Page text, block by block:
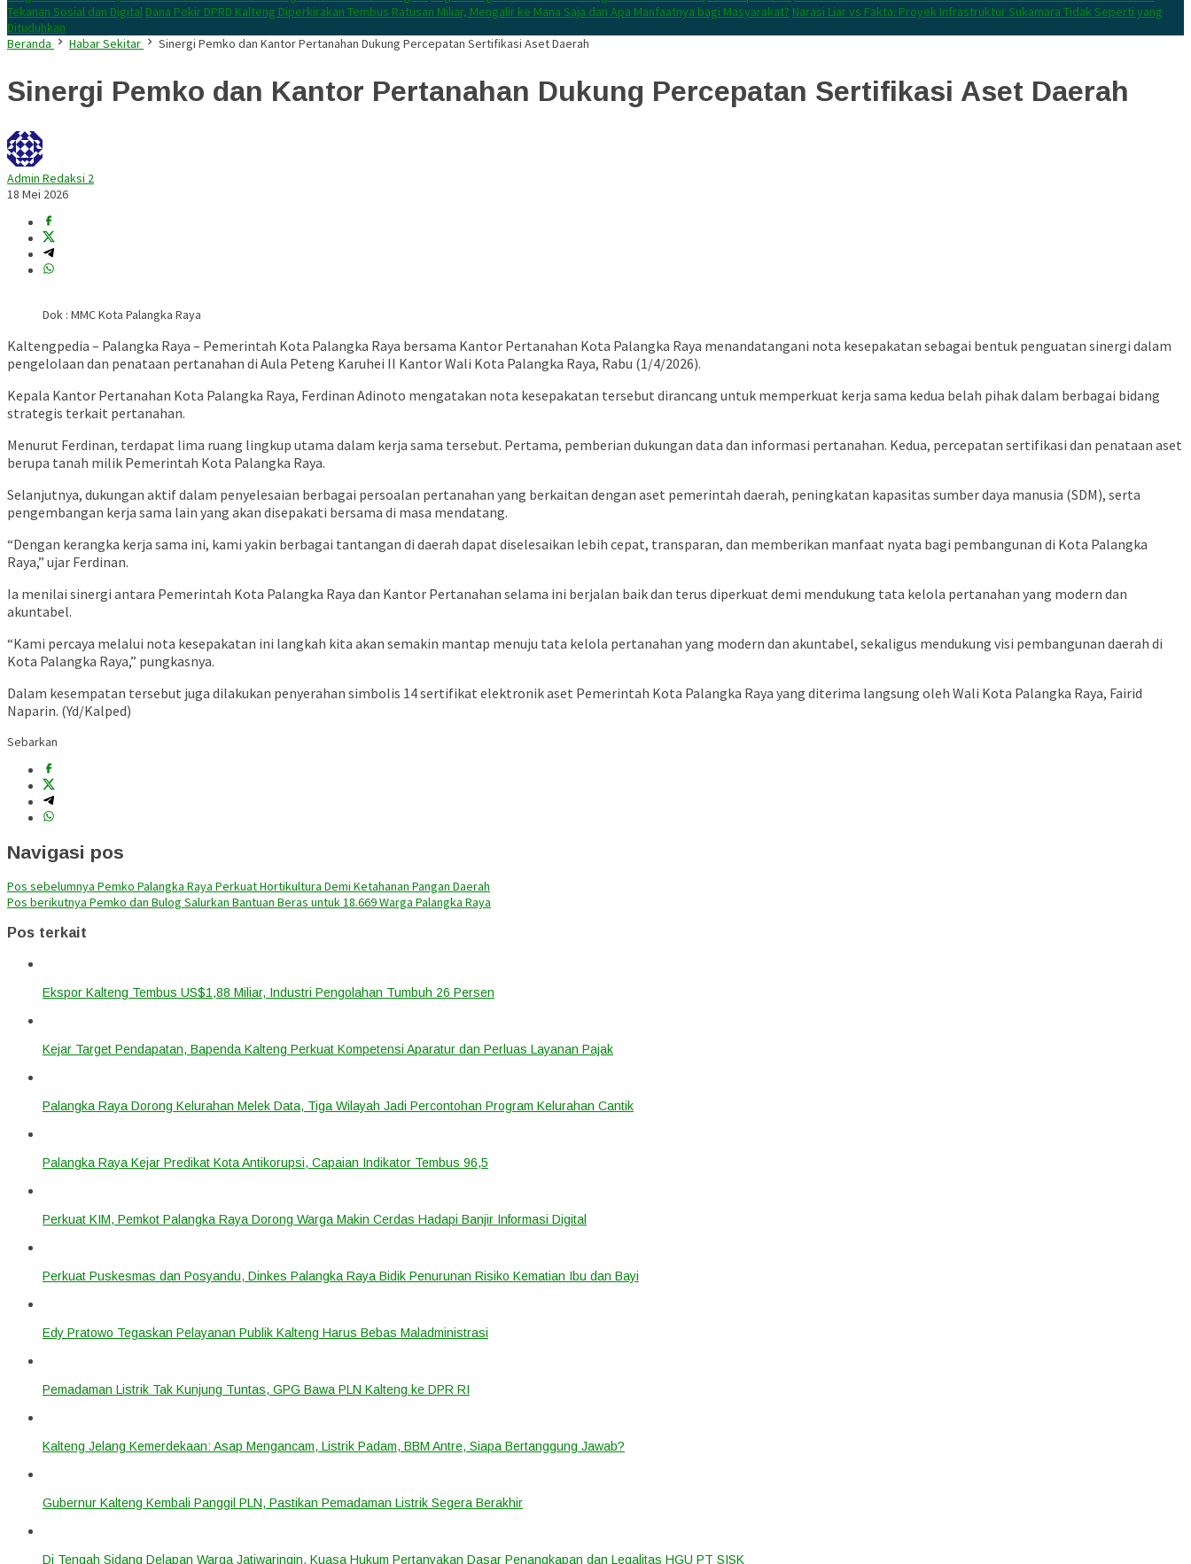
Tekanan Sosial dan Digital Dana Pokir DPRD Kalteng Diperkirakan Tembus Ratusan Miliar, Mengalir ke Mana Saja dan Apa Manfaatnya bagi Masyarakat? Narasi Liar vs Fakta: Proyek Infrastruktur Sukamara Tidak Seperti yang
Dituduhkan
Beranda
Habar Sekitar Sinergi Pemko dan Kantor Pertanahan Dukung Percepatan Sertifikasi Aset Daerah
Sinergi Pemko dan Kantor Pertanahan Dukung Percepatan Sertifikasi Aset Daerah
Admin Redaksi 2
18 Mei 2026
Dok : MMC Kota Palangka Raya
Kaltengpedia – Palangka Raya – Pemerintah Kota Palangka Raya bersama Kantor Pertanahan Kota Palangka Raya menandatangani nota kesepakatan sebagai bentuk penguatan sinergi dalam
pengelolaan dan penataan pertanahan di Aula Peteng Karuhei II Kantor Wali Kota Palangka Raya, Rabu (1/4/2026).
Kepala Kantor Pertanahan Kota Palangka Raya, Ferdinan Adinoto mengatakan nota kesepakatan tersebut dirancang untuk memperkuat kerja sama kedua belah pihak dalam berbagai bidang
strategis terkait pertanahan.
Menurut Ferdinan, terdapat lima ruang lingkup utama dalam kerja sama tersebut. Pertama, pemberian dukungan data dan informasi pertanahan. Kedua, percepatan sertifikasi dan penataan aset
berupa tanah milik Pemerintah Kota Palangka Raya.
Selanjutnya, dukungan aktif dalam penyelesaian berbagai persoalan pertanahan yang berkaitan dengan aset pemerintah daerah, peningkatan kapasitas sumber daya manusia (SDM), serta
pengembangan kerja sama lain yang akan disepakati bersama di masa mendatang.
“Dengan kerangka kerja sama ini, kami yakin berbagai tantangan di daerah dapat diselesaikan lebih cepat, transparan, dan memberikan manfaat nyata bagi pembangunan di Kota Palangka
Raya,” ujar Ferdinan.
Ia menilai sinergi antara Pemerintah Kota Palangka Raya dan Kantor Pertanahan selama ini berjalan baik dan terus diperkuat demi mendukung tata kelola pertanahan yang modern dan
akuntabel.
“Kami percaya melalui nota kesepakatan ini langkah kita akan semakin mantap menuju tata kelola pertanahan yang modern dan akuntabel, sekaligus mendukung visi pembangunan daerah di
Kota Palangka Raya,” pungkasnya.
Dalam kesempatan tersebut juga dilakukan penyerahan simbolis 14 sertifikat elektronik aset Pemerintah Kota Palangka Raya yang diterima langsung oleh Wali Kota Palangka Raya, Fairid
Naparin. (Yd/Kalped)
Sebarkan
Navigasi pos
Pos sebelumnya Pemko Palangka Raya Perkuat Hortikultura Demi Ketahanan Pangan Daerah
Pos berikutnya Pemko dan Bulog Salurkan Bantuan Beras untuk 18.669 Warga Palangka Raya
Pos terkait
Ekspor Kalteng Tembus US$1,88 Miliar, Industri Pengolahan Tumbuh 26 Persen
Kejar Target Pendapatan, Bapenda Kalteng Perkuat Kompetensi Aparatur dan Perluas Layanan Pajak
Palangka Raya Dorong Kelurahan Melek Data, Tiga Wilayah Jadi Percontohan Program Kelurahan Cantik
Palangka Raya Kejar Predikat Kota Antikorupsi, Capaian Indikator Tembus 96,5
Perkuat KIM, Pemkot Palangka Raya Dorong Warga Makin Cerdas Hadapi Banjir Informasi Digital
Perkuat Puskesmas dan Posyandu, Dinkes Palangka Raya Bidik Penurunan Risiko Kematian Ibu dan Bayi
Edy Pratowo Tegaskan Pelayanan Publik Kalteng Harus Bebas Maladministrasi
Pemadaman Listrik Tak Kunjung Tuntas, GPG Bawa PLN Kalteng ke DPR RI
Kalteng Jelang Kemerdekaan: Asap Mengancam, Listrik Padam, BBM Antre, Siapa Bertanggung Jawab?
Gubernur Kalteng Kembali Panggil PLN, Pastikan Pemadaman Listrik Segera Berakhir
Di Tengah Sidang Delapan Warga Jatiwaringin, Kuasa Hukum Pertanyakan Dasar Penangkapan dan Legalitas HGU PT SISK